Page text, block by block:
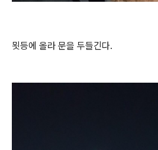
묏등에 올라 문을 두들긴다.